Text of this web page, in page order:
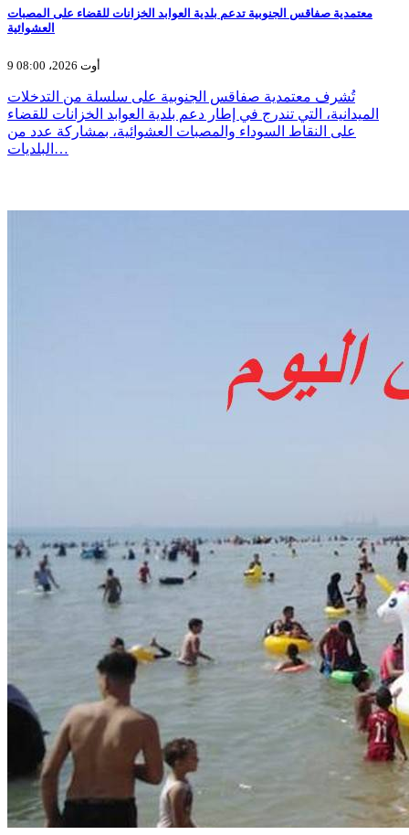
معتمدية صفاقس الجنوبية تدعم بلدية العوابد الخزانات للقضاء على المصبات
العشوائية
9 أوت 2026، 08:00
تُشرف معتمدية صفاقس الجنوبية على سلسلة من التدخلات
الميدانية، التي تندرج في إطار دعم بلدية العوابد الخزانات للقضاء
على النقاط السوداء والمصبات العشوائية، بمشاركة عدد من
البلديات…